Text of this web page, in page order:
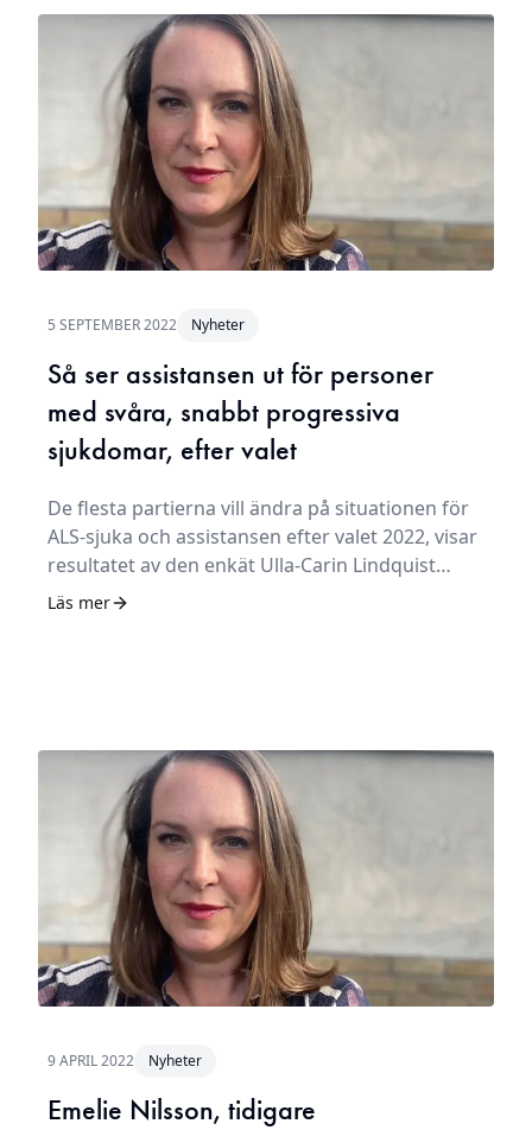
5 SEPTEMBER 2022 Nyheter
Så ser assistansen ut för personer
med svåra, snabbt progressiva
sjukdomar, efter valet
De flesta partierna vill ändra på situationen för
ALS-sjuka och assistansen efter valet 2022, visar
resultatet av den enkät Ulla-Carin Lindquist
stiftelse för ALS-forskning genomfört (numera
Läs mer
9 APRIL 2022 Nyheter
Emelie Nilsson, tidigare